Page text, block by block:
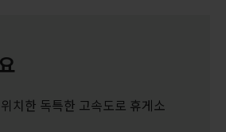
치한 독특한 고속도로 휴게소